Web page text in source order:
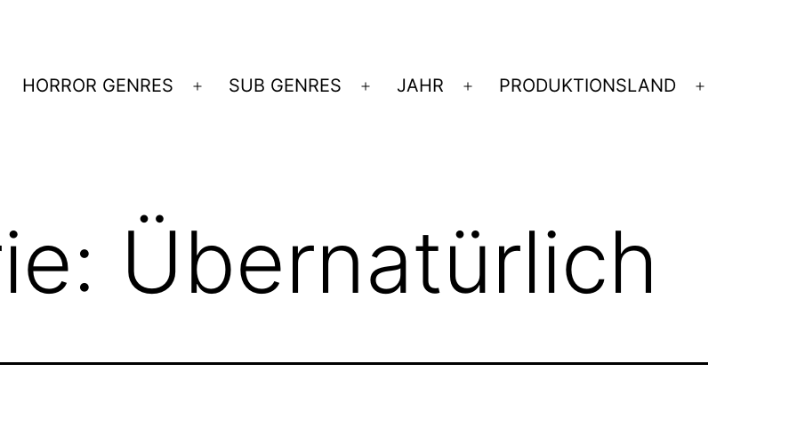
HORROR GENRES
Menü
SUB GENRES
Menü
JAHR
Menü
PRODUKTIONSLAND
Übernatürlich